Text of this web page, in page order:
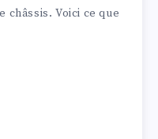
Voici ce que